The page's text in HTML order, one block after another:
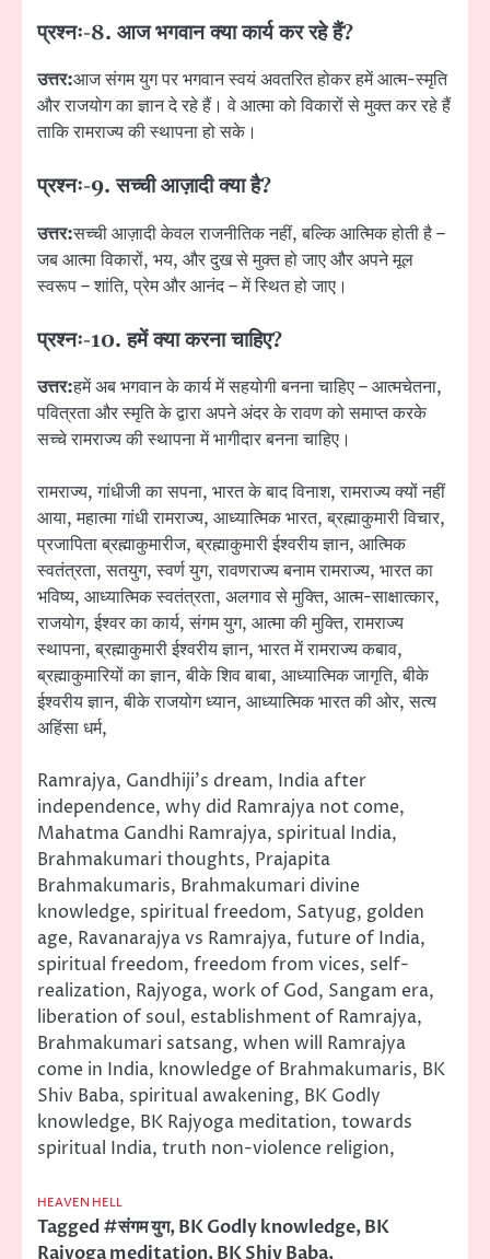
प्रश्नः-8. आज भगवान क्या कार्य कर रहे हैं?
उत्तर:आज संगम युग पर भगवान स्वयं अवतरित होकर हमें आत्म-स्मृति
और राजयोग का ज्ञान दे रहे हैं। वे आत्मा को विकारों से मुक्त कर रहे हैं
ताकि रामराज्य की स्थापना हो सके।
प्रश्नः-9. सच्ची आज़ादी क्या है?
उत्तर:सच्ची आज़ादी केवल राजनीतिक नहीं, बल्कि आत्मिक होती है –
जब आत्मा विकारों, भय, और दुख से मुक्त हो जाए और अपने मूल
स्वरूप – शांति, प्रेम और आनंद – में स्थित हो जाए।
प्रश्नः-10. हमें क्या करना चाहिए?
उत्तर:हमें अब भगवान के कार्य में सहयोगी बनना चाहिए – आत्मचेतना,
पवित्रता और स्मृति के द्वारा अपने अंदर के रावण को समाप्त करके
सच्चे रामराज्य की स्थापना में भागीदार बनना चाहिए।
रामराज्य, गांधीजी का सपना, भारत के बाद विनाश, रामराज्य क्यों नहीं
आया, महात्मा गांधी रामराज्य, आध्यात्मिक भारत, ब्रह्माकुमारी विचार,
प्रजापिता ब्रह्माकुमारीज, ब्रह्माकुमारी ईश्वरीय ज्ञान, आत्मिक
स्वतंत्रता, सतयुग, स्वर्ण युग, रावणराज्य बनाम रामराज्य, भारत का
भविष्य, आध्यात्मिक स्वतंत्रता, अलगाव से मुक्ति, आत्म-साक्षात्कार,
राजयोग, ईश्वर का कार्य, संगम युग, आत्मा की मुक्ति, रामराज्य
स्थापना, ब्रह्माकुमारी ईश्वरीय ज्ञान, भारत में रामराज्य कबाव,
ब्रह्माकुमारियों का ज्ञान, बीके शिव बाबा, आध्यात्मिक जागृति, बीके
ईश्वरीय ज्ञान, बीके राजयोग ध्यान, आध्यात्मिक भारत की ओर, सत्य
अहिंसा धर्म,
Ramrajya, Gandhiji’s dream, India after
independence, why did Ramrajya not come,
Mahatma Gandhi Ramrajya, spiritual India,
Brahmakumari thoughts, Prajapita
Brahmakumaris, Brahmakumari divine
knowledge, spiritual freedom, Satyug, golden
age, Ravanarajya vs Ramrajya, future of India,
spiritual freedom, freedom from vices, self-
realization, Rajyoga, work of God, Sangam era,
liberation of soul, establishment of Ramrajya,
Brahmakumari satsang, when will Ramrajya
come in India, knowledge of Brahmakumaris, BK
Shiv Baba, spiritual awakening, BK Godly
knowledge, BK Rajyoga meditation, towards
spiritual India, truth non-violence religion,
HEAVEN HELL
Tagged#संगम युग,BK Godly knowledge,BK
Rajyoga meditation,BK Shiv Baba,